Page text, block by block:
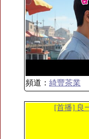
頻道： 綺豐茶業
[首播] 良